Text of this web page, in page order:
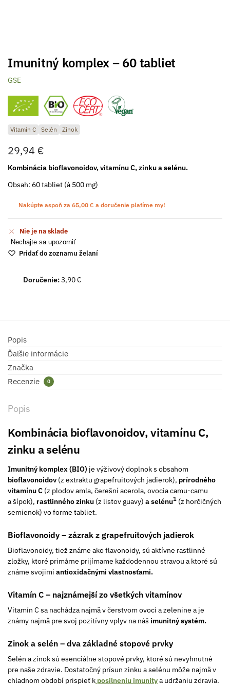
Imunitný komplex – 60 tabliet
GSE
Vitamín C Selén Zinok
29,94 €
Kombinácia bioflavonoidov, vitamínu C, zinku a selénu.
Obsah: 60 tabliet (à 500 mg)
Nakúpte aspoň za 65,00 € a doručenie platíme my!
Nie je na sklade
Nechajte sa upozorniť
Pridať do zoznamu želaní
Doručenie:3,90 €
Popis
Ďalšie informácie
Značka
Recenzie
0
Popis
Kombinácia bioflavonoidov, vitamínu C,
zinku a selénu
Imunitný komplex (BIO) je výživový doplnok s obsahom
bioflavonoidov (z extraktu grapefruitových jadierok), prírodného
vitamínu C (z plodov amla, čerešní acerola, ovocia camu-camu
a šípok), rastlinného zinku (z listov guavy) a selénu1 (z horčičných
semienok) vo forme tabliet.
Bioflavonoidy – zázrak z grapefruitových jadierok
Bioflavonoidy, tiež známe ako flavonoidy, sú aktívne rastlinné
zložky, ktoré primárne prijímame každodennou stravou a ktoré sú
známe svojimi antioxidačnými vlastnosťami.
Vitamín C – najznámejší zo všetkých vitamínov
Vitamín C sa nachádza najmä v čerstvom ovocí a zelenine a je
známy najmä pre svoj pozitívny vplyv na náš imunitný systém.
Zinok a selén – dva základné stopové prvky
Selén a zinok sú esenciálne stopové prvky, ktoré sú nevyhnutné
pre naše zdravie. Dostatočný prísun zinku a selénu môže najmä v
chladnom období prispieť k posilneniu imunitya udržaniu zdravia.